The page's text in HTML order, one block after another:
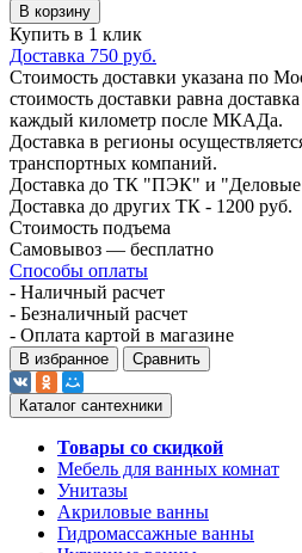
В корзину
Купить в 1 клик
Доставка 750 руб.
Стоимость доставки указана по
стоимость доставки равна
каждый километр после МКАДа.
Доставка в регионы
транспортных компаний.
Доставка до ТК "ПЭК" и "Деловые
Доставка до других ТК - 1200 руб.
Стоимость подъема
Самовывоз — бесплатно
Способы оплаты
- Наличный расчет
- Безналичный расчет
- Оплата картой в магазине
В избранное Сравнить
Каталог сантехники
Товары со скидкой
Мебель для ванных комнат
Унитазы
Акриловые ванны
Гидромассажные ванны